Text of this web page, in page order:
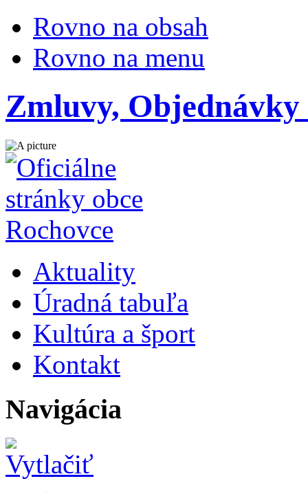
Rovno na obsah
Rovno na menu
Zmluvy,
Aktuality
Úradná tabuľa
Kultúra a šport
Kontakt
Navigácia